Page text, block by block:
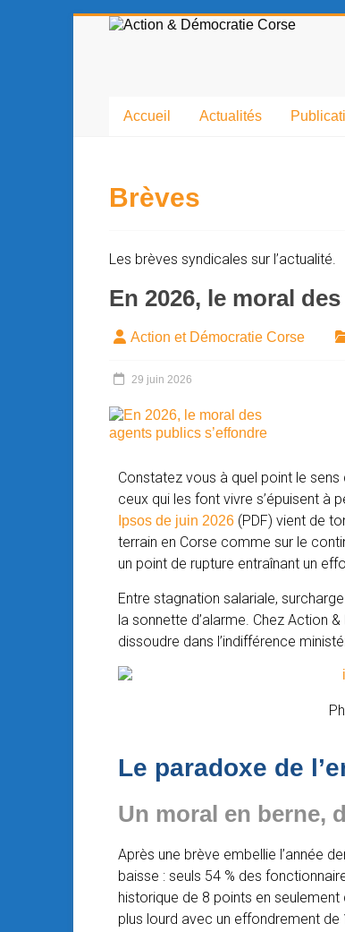
Accueil Actualités
Brèves
Les brèves syndicales sur l’actualité.
En 2026, le moral
Action et Démocratie Corse
29 juin 2026
Constatez vous à quel point le
ceux qui les font vivre s’épuisent à
Ipsos de juin 2026 (PDF) vient de
terrain en Corse comme sur le
un point de rupture entraînant un
Entre stagnation salariale,
la sonnette d’alarme. Chez Action
dissoudre dans l’indifférence
Le paradoxe de
Un moral en berne,
Après une brève embellie l’année
baisse : seuls 54 % des
historique de 8 points en seulement
plus lourd avec un effondrement